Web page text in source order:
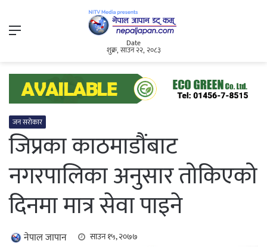
Menu
Date
शुक्र, साउन २२, २०८३
जन सरोकार
जिप्रका काठमाडौंबाट
नगरपालिका अनुसार तोकिएको
दिनमा मात्र सेवा पाइने
नेपाल जापान साउन १५, २०७७